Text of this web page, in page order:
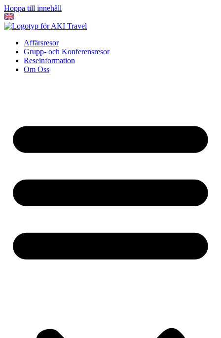
Hoppa till innehåll
Affärsresor
Grupp- och Konferensresor
Reseinformation
Om Oss